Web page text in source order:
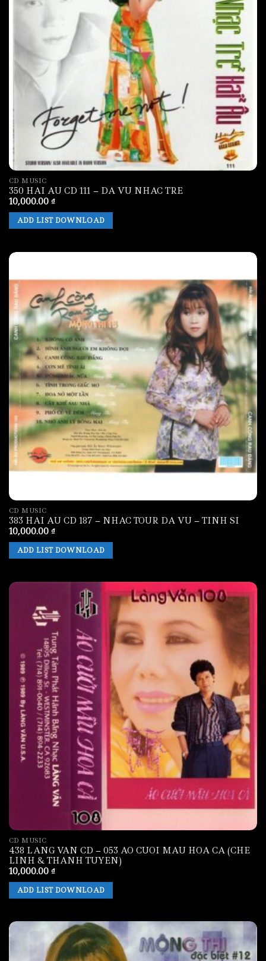
CD MUSIC
350 HAI AU CD 111 – DA VU NHAC TRE
10,000.00 ₫
ADD LIST DOWNLOAD
CD MUSIC
383 HAI AU CD 187 – NHAC TOUR DA VU – TINH SI
10,000.00 ₫
ADD LIST DOWNLOAD
CD MUSIC
438 LANG VAN CD – 053 AO CUOI MAU HOA CA (CHE
LINH & THANH TUYEN)
10,000.00 ₫
ADD LIST DOWNLOAD